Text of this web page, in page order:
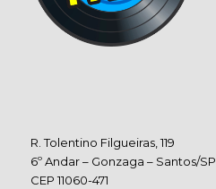
R. Tolentino Filgueiras, 119
6º Andar – Gonzaga – Santos/SP
CEP 11060-471